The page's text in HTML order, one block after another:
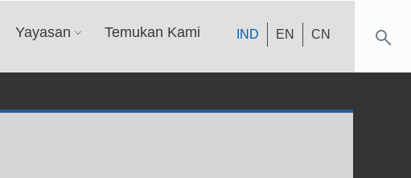
IND EN CN
Yayasan Temukan Kami